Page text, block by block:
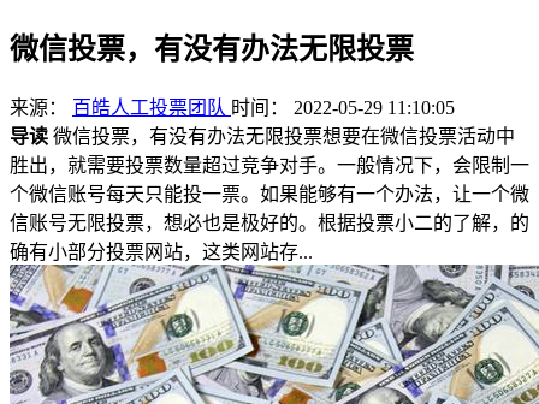
微信投票，有没有办法无限投票
来源： 百皓人工投票团队 时间： 2022-05-29 11:10:05
导读 微信投票，有没有办法无限投票想要在微信投票活动中
胜出，就需要投票数量超过竞争对手。一般情况下，会限制一
个微信账号每天只能投一票。如果能够有一个办法，让一个微
信账号无限投票，想必也是极好的。根据投票小二的了解，的
确有小部分投票网站，这类网站存...